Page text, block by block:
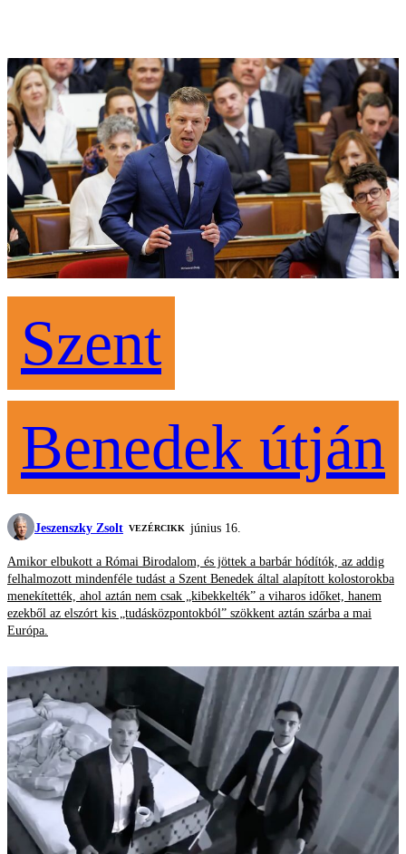
Szent
Benedek útján
Jeszenszky Zsolt VEZÉRCIKK június 16.
Amikor elbukott a Római Birodalom, és jöttek a barbár hódítók, az addig
felhalmozott mindenféle tudást a Szent Benedek által alapított kolostorokba
menekítették, ahol aztán nem csak „kibekkelték” a viharos időket, hanem
ezekből az elszórt kis „tudásközpontokból” szökkent aztán szárba a mai
Európa.